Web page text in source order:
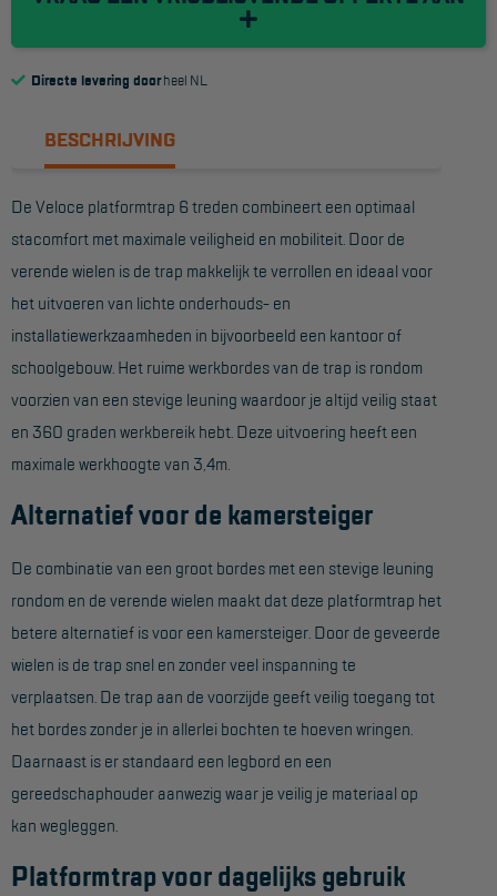
CombiDeals
MAATWERK
VERHUUR
Rolsteigers
Schilderstellingen
Schilderwerkzaamheden
Gevelrenovatie
Industrieel onderhoud
Hoogwerkers
Telescoop hoogwerkers
Knikarmhoogwerkers
Spinhoogwerkers
Schaarhoogwerkers
Directe levering doorheel NL
BESCHRIJVING
De Veloce platformtrap 6 treden combineert een optimaal
stacomfort met maximale veiligheid en mobiliteit. Door de
verende wielen is de trap makkelijk te verrollen en ideaal voor
het uitvoeren van lichte onderhouds- en
installatiewerkzaamheden in bijvoorbeeld een kantoor of
schoolgebouw. Het ruime werkbordes van de trap is rondom
voorzien van een stevige leuning waardoor je altijd veilig staat
en 360 graden werkbereik hebt. Deze uitvoering heeft een
maximale werkhoogte van 3,4m.
Alternatief voor de kamersteiger
De combinatie van een groot bordes met een stevige leuning
rondom en de verende wielen maakt dat deze platformtrap het
betere alternatief is voor een kamersteiger. Door de geveerde
wielen is de trap snel en zonder veel inspanning te
verplaatsen. De trap aan de voorzijde geeft veilig toegang tot
het bordes zonder je in allerlei bochten te hoeven wringen.
Daarnaast is er standaard een legbord en een
gereedschaphouder aanwezig waar je veilig je materiaal op
kan wegleggen.
Platformtrap voor dagelijks gebruik